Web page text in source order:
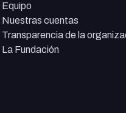
Equipo
Nuestras cuentas
Transparencia de la
La Fundación